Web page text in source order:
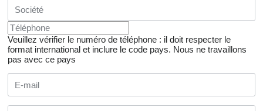
Veuillez vérifier le numéro de téléphone : il doit respecter le
format international et inclure le code pays. Nous ne travaillons
pas avec ce pays